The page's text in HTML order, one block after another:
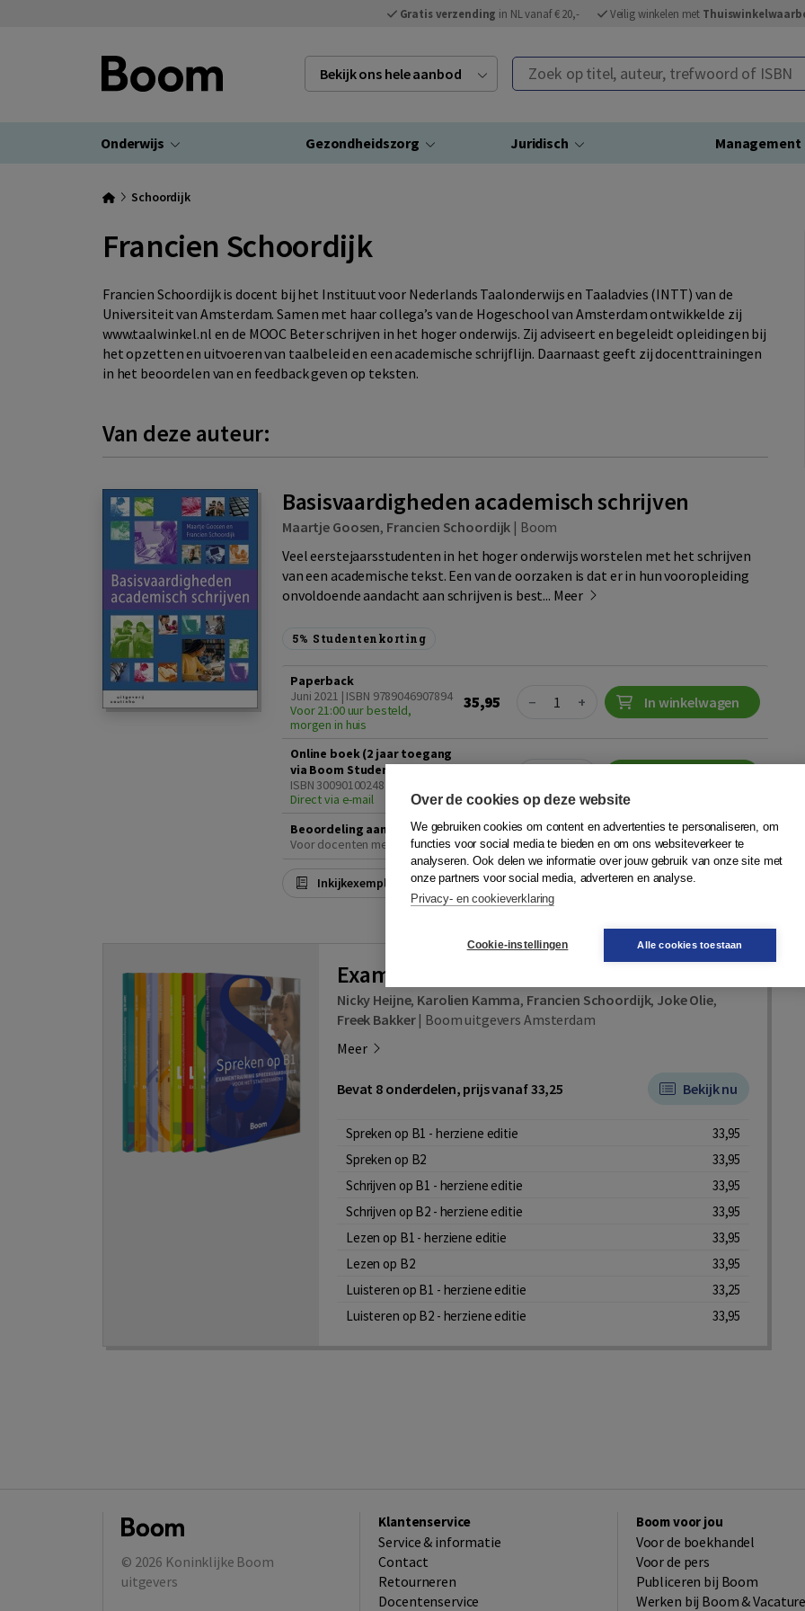
Gratis verzending in NL vanaf € 20,- Veilig winkelen met
Bekijk ons hele aanbod Zoek op titel, auteur, trefwoord of ISBN
Onderwijs Gezondheidszorg Juridisch Management
Schoordijk
Francien Schoordijk
Francien Schoordijk is docent bij het Instituut voor Nederlands Taalonderwijs en Taaladvies (INTT) van de
Universiteit van Amsterdam. Samen met haar collega’s van de Hogeschool van Amsterdam ontwikkelde zij
www.taalwinkel.nl en de MOOC Beter schrijven in het hoger onderwijs. Zij adviseert en begeleidt opleidingen bij
het opzetten en uitvoeren van taalbeleid en een academische schrijflijn. Daarnaast geeft zij docenttrainingen
in het beoordelen van en feedback geven op teksten.
Van deze auteur:
Basisvaardigheden academisch schrijven
Maartje Goosen, Francien Schoordijk | Boom
Veel eerstejaarsstudenten in het hoger onderwijs worstelen met het schrijven
van een academische tekst. Een van de oorzaken is dat er in hun vooropleiding
onvoldoende aandacht aan schrijven is best... Meer
5% Studentenkorting
Paperback
Juni 2021 | ISBN 9789046907894
Voor 21:00 uur besteld,
morgen in huis
35,95 Quantity
− + In winkelwagen
Online boek (2 jaar toegang
via Boom Student)
ISBN 3009010024829
Direct via e-mail
Quantity
Beoordeling aanvragen
Voor docenten met een onderwijsaccount
Aanvragen
Inkijkexemplaar Plaats op wensenlijst
Examentrainers Staatsexamen
Nicky Heijne, Karolien Kamma, Francien Schoordijk, Joke Olie,
Freek Bakker| Boom uitgevers Amsterdam
Meer
Bevat 8 onderdelen, prijs vanaf 33,25 Bekijk nu
Spreken op B1 - herziene editie
33,95
Spreken op B2
33,95
Schrijven op B1 - herziene editie
33,95
Schrijven op B2 - herziene editie
33,95
Lezen op B1 - herziene editie
33,95
Lezen op B2
33,95
Luisteren op B1 - herziene editie
33,25
Luisteren op B2 - herziene editie
33,95
© 2026 Koninklijke Boom
uitgevers
Klantenservice
Service & informatie
Contact
Retourneren
Docentenservice
Boom voor jou
Voor de boekhandel
Voor de pers
Publiceren bij Boom
Werken bij Boom &
Over de cookies op deze website
We gebruiken cookies om content en advertenties te personaliseren, om
functies voor social media te bieden en om ons websiteverkeer te
analyseren. Ook delen we informatie over jouw gebruik van onze site met
onze partners voor social media, adverteren en analyse.
Privacy- en cookieverklaring
Cookie-instellingen Alle cookies toestaan